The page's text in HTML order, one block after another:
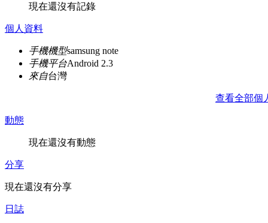
現在還沒有記錄
個人資料
手機機型samsung note
手機平台Android 2.3
來自台灣
查看全部個
動態
現在還沒有動態
分享
現在還沒有分享
日誌